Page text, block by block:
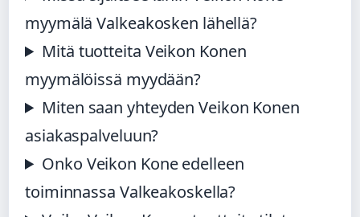
myymälä Valkeakosken lähellä?
Mitä tuotteita Veikon Konen
myymälöissä myydään?
Miten saan yhteyden Veikon Konen
asiakaspalveluun?
Onko Veikon Kone edelleen
toiminnassa Valkeakoskella?